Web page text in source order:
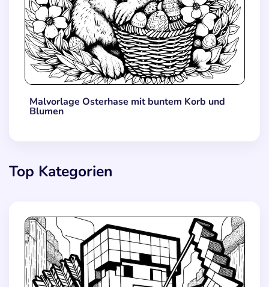
Malvorlage Osterhase mit buntem Korb und
Blumen
Top Kategorien